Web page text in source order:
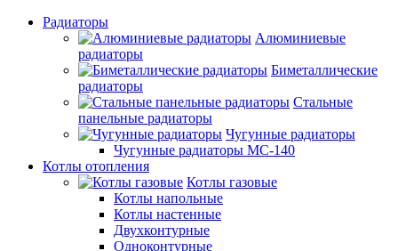
Радиаторы
Алюминиевые
радиаторы
Биметаллические
радиаторы
Стальные
панельные радиаторы
Чугунные радиаторы
Чугунные радиаторы МС-140
Котлы отопления
Котлы газовые
Котлы напольные
Котлы настенные
Двухконтурные
Одноконтурные